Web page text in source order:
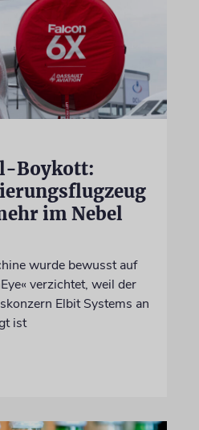
Boykott:
im Nebel
wurde bewusst auf
verzichtet, weil der
Elbit Systems an
ist